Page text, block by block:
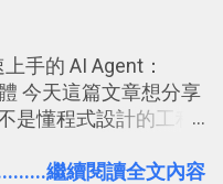
常用兩個 Evernote AI
類似 Google 文件的
人同步編輯功能
手的 AI Agent：
今天這篇文章想分享
是懂程式設計的工程
Codex 工具？ 如何用
繼續閱讀全文內容